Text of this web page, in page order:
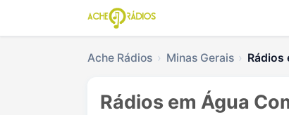
Ache Rádios Minas Gerais Rádios
Rádios em Água